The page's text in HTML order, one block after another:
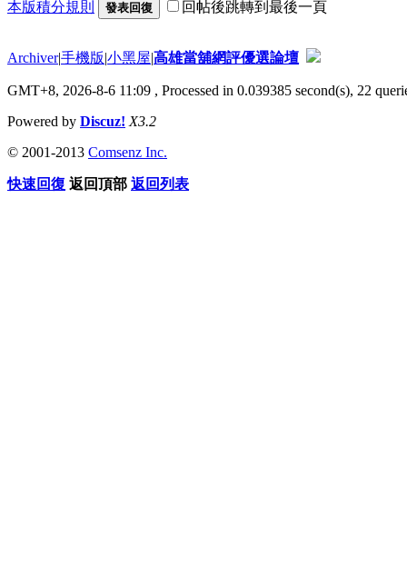
本版積分規則 發表回復 回帖後跳轉到最後一頁
Archiver|手機版|小黑屋|高雄當舖網評優選論壇
GMT+8, 2026-8-6 11:09 , Processed in 0.039385 second(s), 22
Powered by Discuz! X3.2
© 2001-2013 Comsenz Inc.
快速回復 返回頂部 返回列表